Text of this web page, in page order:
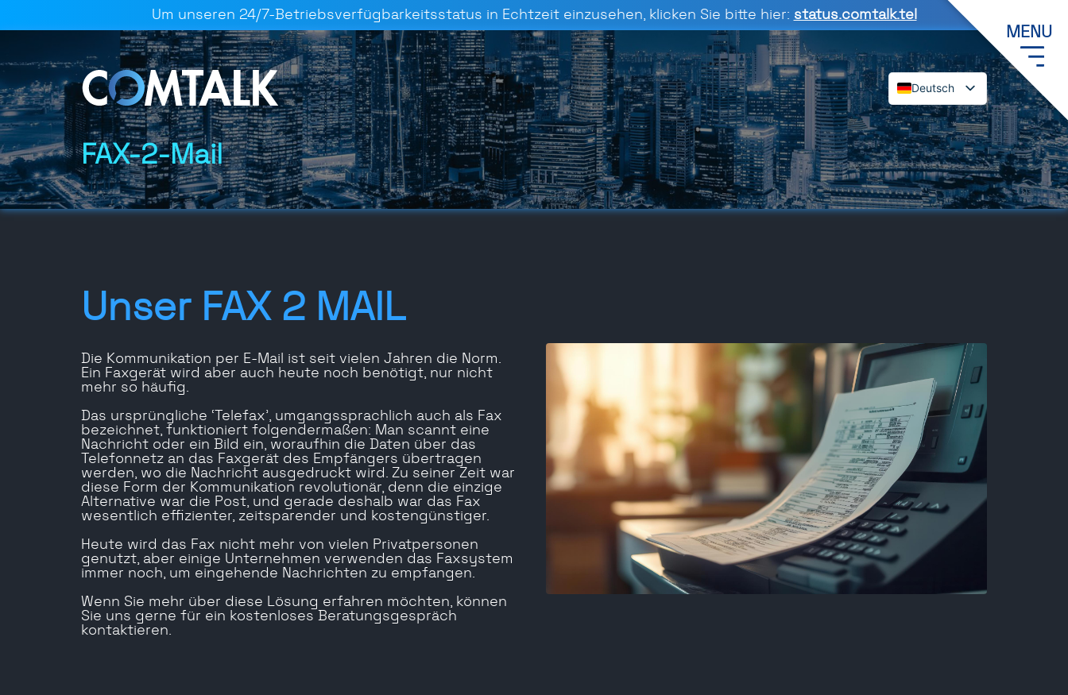
Um unseren 24/7-Betriebsverfügbarkeitsstatus in Echtzeit einzusehen, klicken Sie bitte hier: status.comtalk.tel
Deutsch
English
Español
Français
Dansk
Italiano
FAX-2-Mail
MENU
Unser FAX 2 MAIL
Die Kommunikation per E-Mail ist seit vielen Jahren die Norm.
Ein Faxgerät wird aber auch heute noch benötigt, nur nicht
mehr so häufig.
Das ursprüngliche ‘Telefax’, umgangssprachlich auch als Fax
bezeichnet, funktioniert folgendermaßen: Man scannt eine
Nachricht oder ein Bild ein, woraufhin die Daten über das
Telefonnetz an das Faxgerät des Empfängers übertragen
werden, wo die Nachricht ausgedruckt wird. Zu seiner Zeit war
diese Form der Kommunikation revolutionär, denn die einzige
Alternative war die Post, und gerade deshalb war das Fax
wesentlich effizienter, zeitsparender und kostengünstiger.
Heute wird das Fax nicht mehr von vielen Privatpersonen
genutzt, aber einige Unternehmen verwenden das Faxsystem
immer noch, um eingehende Nachrichten zu empfangen.
Wenn Sie mehr über diese Lösung erfahren möchten, können
Sie uns gerne für ein kostenloses Beratungsgespräch
kontaktieren.